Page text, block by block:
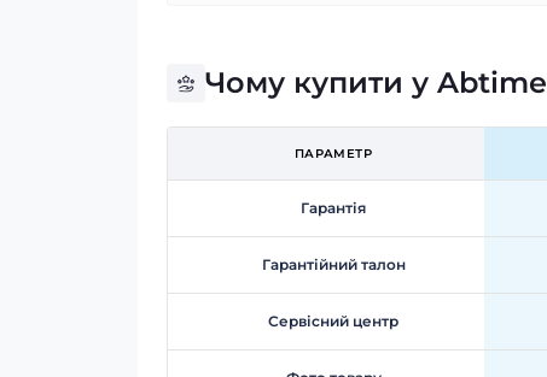
Чому купити у Abtime
ПАРАМЕТР
Гарантія
Гарантійний талон
Сервісний центр